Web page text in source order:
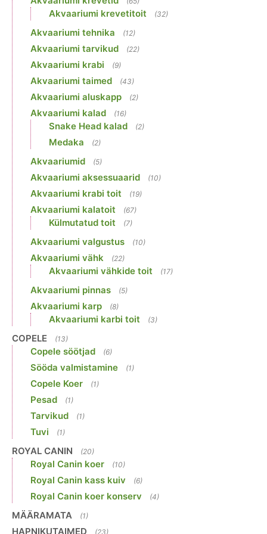
Akvaariumi krevetitoit (32)
Akvaariumi tehnika (12)
Akvaariumi tarvikud (22)
Akvaariumi krabi (9)
Akvaariumi taimed (43)
Akvaariumi aluskapp (2)
Akvaariumi kalad (16)
Snake Head kalad (2)
Medaka (2)
Akvaariumid (5)
Akvaariumi aksessuaarid (10)
Akvaariumi krabi toit (19)
Akvaariumi kalatoit (67)
Külmutatud toit (7)
Akvaariumi valgustus (10)
Akvaariumi vähk (22)
Akvaariumi vähkide toit (17)
Akvaariumi pinnas (5)
Akvaariumi karp (8)
Akvaariumi karbi toit (3)
COPELE (13)
Copele söötjad (6)
Sööda valmistamine (1)
Copele Koer (1)
Pesad (1)
Tarvikud (1)
Tuvi (1)
ROYAL CANIN (20)
Royal Canin koer (10)
Royal Canin kass kuiv (6)
Royal Canin koer konserv (4)
MÄÄRAMATA (1)
HAPNIKUTAIMED (23)